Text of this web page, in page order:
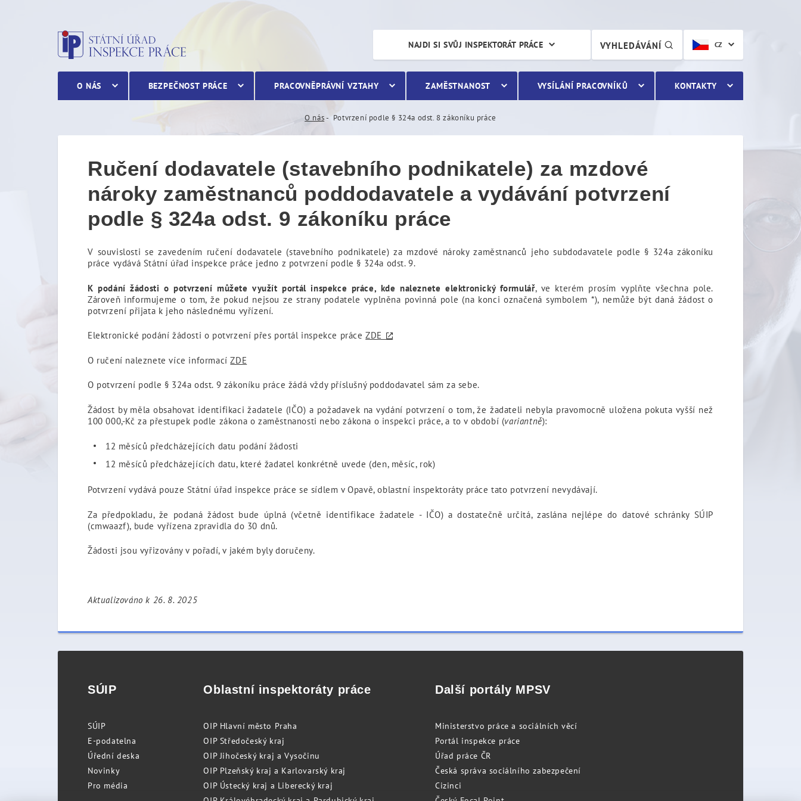
Potvrzení podle § 324a odst. 8 zákoníku práce
CZ
VYHLEDÁVÁNÍ
NAJDI SI SVŮJ INSPEKTORÁT PRÁCE
O NÁS BEZPEČNOST PRÁCE PRACOVNĚPRÁVNÍ VZTAHY ZAMĚSTNANOST VYSÍLÁNÍ PRACOVNÍKŮ KONTAKTY
O nás Potvrzení podle § 324a odst. 8 zákoníku práce
Ručení dodavatele (stavebního podnikatele) za mzdové
nároky zaměstnanců poddodavatele a vydávání potvrzení
podle § 324a odst. 9 zákoníku práce
V souvislosti se zavedením ručení dodavatele (stavebního podnikatele) za mzdové nároky zaměstnanců jeho subdodavatele podle § 324a zákoníku
práce vydává Státní úřad inspekce práce jedno z potvrzení podle § 324a odst. 9.
K podání žádosti o potvrzení můžete využít portál inspekce práce, kde naleznete elektronický formulář, ve kterém prosím vyplňte všechna pole.
Zároveň informujeme o tom, že pokud nejsou ze strany podatele vyplněna povinná pole (na konci označená symbolem *), nemůže být daná žádost o
potvrzení přijata k jeho následnému vyřízení.
Elektronické podání žádosti o potvrzení přes portál inspekce práceZDE
O ručení naleznete více informacíZDE
O potvrzení podle § 324a odst. 9 zákoníku práce žádá vždy příslušný poddodavatel sám za sebe.
Žádost by měla obsahovat identifikaci žadatele (IČO) a požadavek na vydání potvrzení o tom, že žadateli nebyla pravomocně uložena pokuta vyšší než
100 000,-Kč za přestupek podle zákona o zaměstnanosti nebo zákona o inspekci práce, a to v období (variantně):
12 měsíců předcházejících datu podání žádosti
12 měsíců předcházejících datu, které žadatel konkrétně uvede (den, měsíc, rok)
Potvrzení vydává pouze Státní úřad inspekce práce se sídlem v Opavě, oblastní inspektoráty práce tato potvrzení nevydávají.
Za předpokladu, že podaná žádost bude úplná (včetně identifikace žadatele - IČO) a dostatečně určitá, zaslána nejlépe do datové schránky SÚIP
(cmwaazf), bude vyřízena zpravidla do 30 dnů.
Žádosti jsou vyřizovány v pořadí, v jakém byly doručeny.
Aktualizováno k 26. 8. 2025
SÚIP
SÚIP
E-podatelna
Úřední deska
Novinky
Pro média
Oblastní inspektoráty práce
OIP Hlavní město Praha
OIP Středočeský kraj
OIP Jihočeský kraj a Vysočinu
OIP Plzeňský kraj a Karlovarský kraj
OIP Ústecký kraj a Liberecký kraj
Další portály MPSV
Ministerstvo práce a sociálních věcí
Portál inspekce práce
Úřad práce ČR
Česká správa sociálního zabezpečení
Cizinci